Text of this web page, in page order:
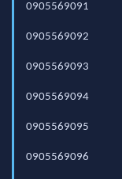
0905569091
0905569092
0905569093
0905569094
0905569095
0905569096